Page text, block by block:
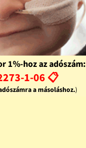
1%-hoz az adószám:
1-06 📋
a másoláshoz.)